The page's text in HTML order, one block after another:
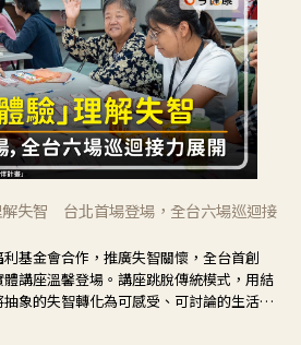
失智 台北首場登場，全台六場巡迴接
基金會合作，推廣失智關懷，全台首創
體講座溫馨登場。講座跳脫傳統模式，用結
象的失智轉化為可感受、可討論的生活情